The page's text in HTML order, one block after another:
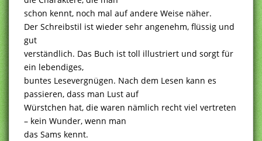
schon kennt, noch mal auf andere Weise näher.
Der Schreibstil ist wieder sehr angenehm, flüssig und
gut
verständlich. Das Buch ist toll illustriert und sorgt für
ein lebendiges,
buntes Lesevergnügen. Nach dem Lesen kann es
passieren, dass man Lust auf
Würstchen hat, die waren nämlich recht viel vertreten
– kein Wunder, wenn man
das Sams kennt.